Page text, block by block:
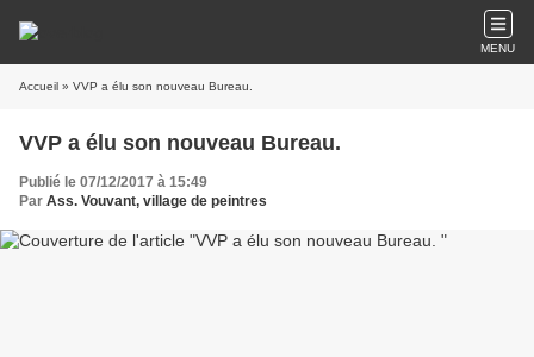
MENU
Accueil » VVP a élu son nouveau Bureau.
VVP a élu son nouveau Bureau.
Publié le 07/12/2017 à 15:49
Par Ass. Vouvant, village de peintres